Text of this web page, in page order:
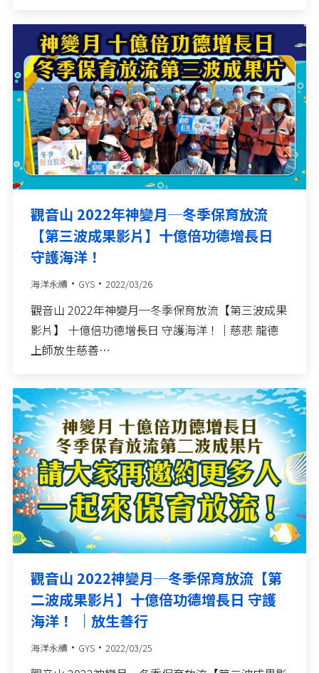
觀音山 2022年神變月─冬季保育放流
【第三波成果影片】十億倍功德增長日
守護海洋！
海洋永續 GYS 2022/03/26
觀音山 2022年神變月─冬季保育放流【第三波成果
影片】 十億倍功德增長日 守護海洋！｜慈悲 龍德
上師放生慈善…
觀音山 2022神變月─冬季保育放流【第
二波成果影片】十億倍功德增長日 守護
海洋！ ｜放生善行
海洋永續 GYS 2022/03/25